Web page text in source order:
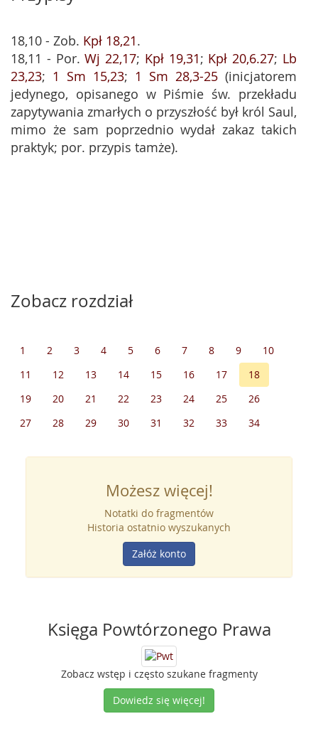
18,10 - Zob. Kpł 18,21.
18,11 - Por.Wj 22,17; Kpł 19,31; Kpł 20,6.27; Lb
23,23; 1 Sm 15,23; 1 Sm 28,3-25 (inicjatorem
jedynego, opisanego w Piśmie św. przekładu
zapytywania zmarłych o przyszłość był król Saul,
mimo że sam poprzednio wydał zakaz takich
praktyk; por. przypis tamże).
Zobacz rozdział
1 2 3 4 5 6 7 8 9
10
11
12 13 14 15 16 17
18
19
20 21 22 23 24 25
26
27
28 29 30 31 32 33 34
Możesz więcej!
Notatki do fragmentów
Historia ostatnio wyszukanych
Załóż konto
Księga Powtórzonego Prawa
Zobacz wstęp i często szukane fragmenty
Dowiedz się więcej!